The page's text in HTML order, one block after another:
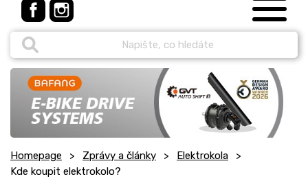
Homepage Zprávy a články
Elektrokola
Kde koupit elektrokolo?